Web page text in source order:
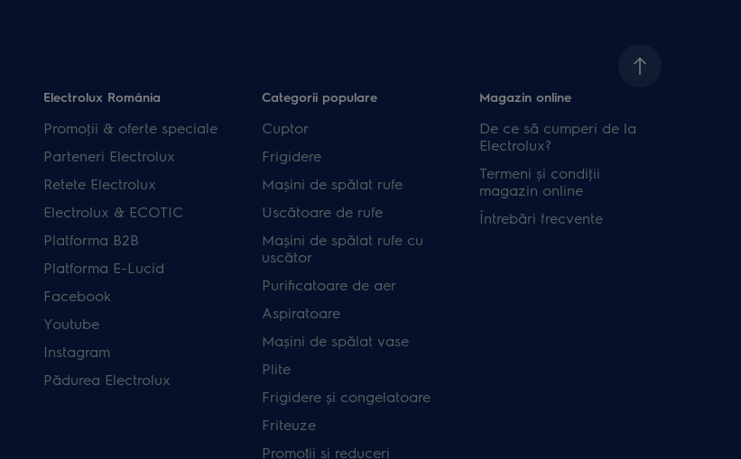
Electrolux România
Promoţii & oferte speciale
Parteneri Electrolux
Retete Electrolux
Electrolux & ECOTIC
Platforma B2B
Platforma E-Lucid
Facebook
Youtube
Instagram
Pădurea Electrolux
Categorii populare
Cuptor
Frigidere
Mașini de spălat rufe
Uscătoare de rufe
Mașini de spălat rufe cu
uscător
Purificatoare de aer
Aspiratoare
Mașini de spălat vase
Plite
Frigidere și congelatoare
Friteuze
Promoții și reduceri
Magazin online
De ce să cumperi de la
Electrolux?
Termeni și condiţii
magazin online
Întrebări frecvente